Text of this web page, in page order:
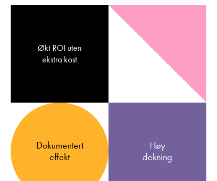
Økt ROI uten
ekstra kost
Dokumentert
effekt
Høy
dekning